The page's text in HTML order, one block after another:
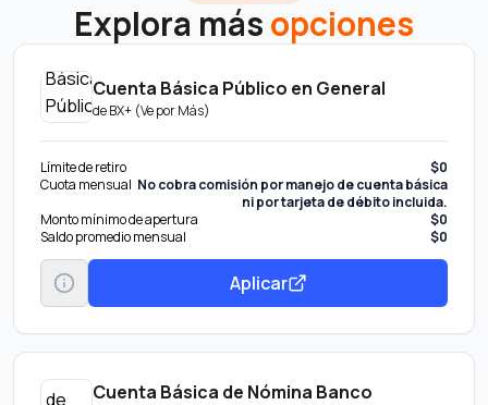
Explora másopciones
Cuenta Básica Público en General
deBX+ (Ve por Más)
Límite de retiro
$0
Cuota mensual No cobra comisión por manejo de cuenta básica
ni por tarjeta de débito incluida.
Monto mínimo de apertura
$0
Saldo promedio mensual
$0
Aplicar
Cuenta Básica de Nómina Banco